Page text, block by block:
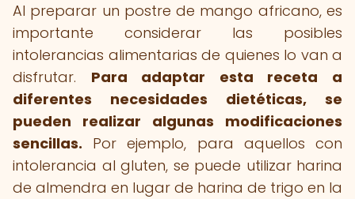
Al preparar un postre de mango africano, es
importante considerar las posibles
intolerancias alimentarias de quienes lo van a
disfrutar. Para adaptar esta receta a
diferentes necesidades dietéticas, se
pueden realizar algunas modificaciones
sencillas. Por ejemplo, para aquellos con
intolerancia al gluten, se puede utilizar harina
de almendra en lugar de harina de trigo en la